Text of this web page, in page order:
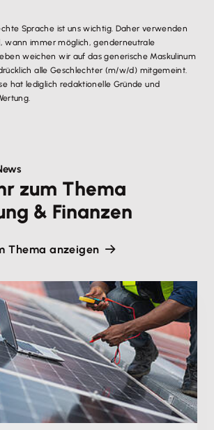
Sprache ist uns wichtig. Daher verwenden
wann immer möglich, genderneutrale
weichen wir auf das generische Maskulinum
alle Geschlechter (m/w/d) mitgemeint.
hat lediglich redaktionelle Gründe und
zum Thema
& Finanzen
Thema anzeigen